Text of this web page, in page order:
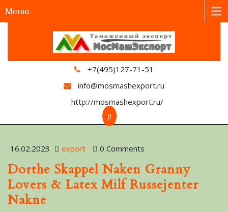
Меню
+7(495)127-71-51
info@mosmashexport.ru
http://mosmashexport.ru/
16.02.2023 export 0 Comments
Dorthe Skappel Naken Granny
Lovers & Latex Milf Russejenter
Nakne